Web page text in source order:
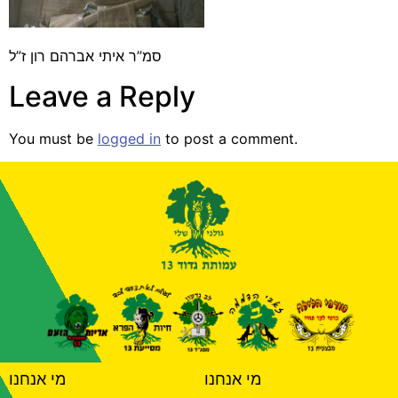
סמ”ר איתי אברהם רון ז”ל
Leave a Reply
You must be logged in to post a comment.
מי אנחנו מי אנחנו